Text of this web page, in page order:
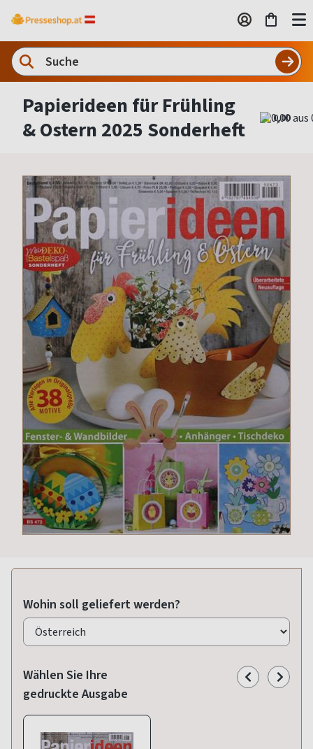
Papierideen für Frühling
& Ostern 2025 Sonderheft
0,00
Wohin soll geliefert werden?
Wählen Sie Ihre
gedruckte Ausgabe